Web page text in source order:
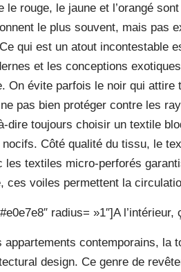
le rouge, le jaune et l’orangé
le plus souvent, mais pas
qui est un atout incontestable
et les conceptions
On évite parfois le noir qui
pas bien protéger contre les
dire toujours choisir un textile
Côté qualité du tissu, le
les textiles micro-perforés
ces voiles permettent la
radius= »1″]A
appartements contemporains, la
design. Ce genre de